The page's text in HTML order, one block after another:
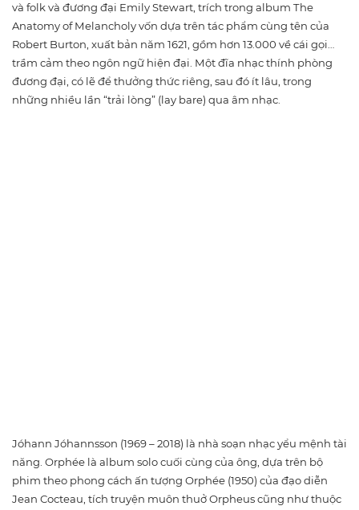
và folk và đương đại Emily Stewart, trích trong album The
Anatomy of Melancholy vốn dựa trên tác phẩm cùng tên của
Robert Burton, xuất bản năm 1621, gồm hơn 13.000 về cái gọi…
trầm cảm theo ngôn ngữ hiện đại. Một đĩa nhạc thính phòng
đương đại, có lẽ để thưởng thức riêng, sau đó ít lâu, trong
những nhiều lần “trải lòng” (lay bare) qua âm nhạc.
Jóhann Jóhannsson (1969 – 2018) là nhà soạn nhạc yểu mệnh tài
năng. Orphée là album solo cuối cùng của ông, dựa trên bộ
phim theo phong cách ấn tượng Orphée (1950) của đạo diễn
Jean Cocteau, tích truyện muôn thuở Orpheus cũng như thuộc